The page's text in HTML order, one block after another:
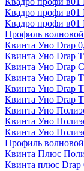
Квадро профи в01
Квадро профи в01
Профиль
Квинта Уно Drap
Квинта Уно Drap
Квинта Уно Drap
Квинта Уно Drap
Квинта Уно Drap
Квинта Уно Drap
Квинта Уно
Квинта Уно
Квинта Уно
Профиль
Квинта Плюс
Квинта плюс Drap